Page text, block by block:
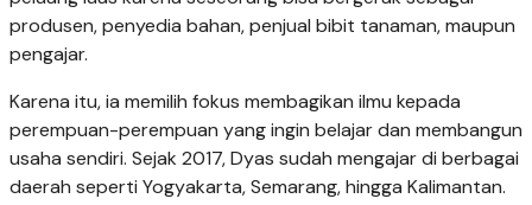
produsen, penyedia bahan, penjual bibit tanaman, maupun
pengajar.
Karena itu, ia memilih fokus membagikan ilmu kepada
perempuan-perempuan yang ingin belajar dan membangun
usaha sendiri. Sejak 2017, Dyas sudah mengajar di berbagai
daerah seperti Yogyakarta, Semarang, hingga Kalimantan.